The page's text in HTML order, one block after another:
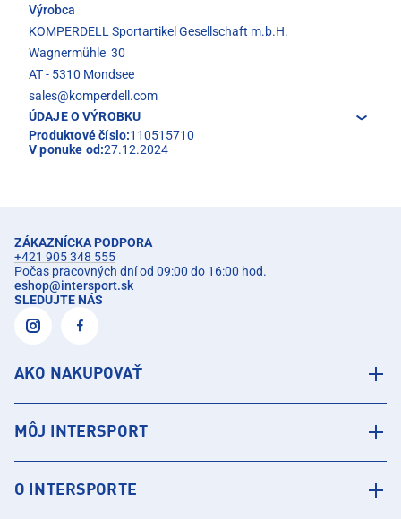
Výrobca
KOMPERDELL Sportartikel Gesellschaft m.b.H.
Wagnermühle 30
AT - 5310 Mondsee
sales@komperdell.com
ÚDAJE O VÝROBKU
Produktové číslo:110515710
V ponuke od:27.12.2024
ZÁKAZNÍCKA PODPORA
+421 905 348 555
Počas pracovných dní od 09:00 do 16:00 hod.
eshop@intersport.sk
SLEDUJTE NÁS
AKO NAKUPOVAŤ
MÔJ INTERSPORT
O INTERSPORTE